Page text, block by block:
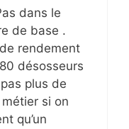
dans le
de base .
rendement
désosseurs
plus de
si on
qu’un